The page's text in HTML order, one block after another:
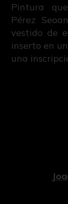
Pintura
Pérez
vestido de
inserto en
una